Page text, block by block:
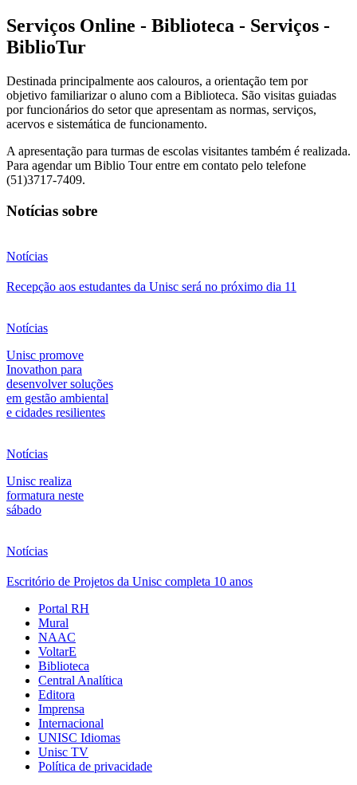
Serviços Online - Biblioteca - Serviços -
BiblioTur
Destinada principalmente aos calouros, a orientação tem por
objetivo familiarizar o aluno com a Biblioteca. São visitas guiadas
por funcionários do setor que apresentam as normas, serviços,
acervos e sistemática de funcionamento.
A apresentação para turmas de escolas visitantes também é realizada.
Para agendar um Biblio Tour entre em contato pelo telefone
(51)3717-7409.
Notícias sobre
Notícias
Recepção aos estudantes da Unisc será no próximo dia 11
Notícias
Unisc promove
Inovathon para
desenvolver soluções
em gestão ambiental
e cidades resilientes
Notícias
Unisc realiza
formatura neste
sábado
Notícias
Escritório de Projetos da Unisc completa 10 anos
Portal RH
Mural
NAAC
VoltarE
Biblioteca
Central Analítica
Editora
Imprensa
Internacional
UNISC Idiomas
Unisc TV
Política de privacidade